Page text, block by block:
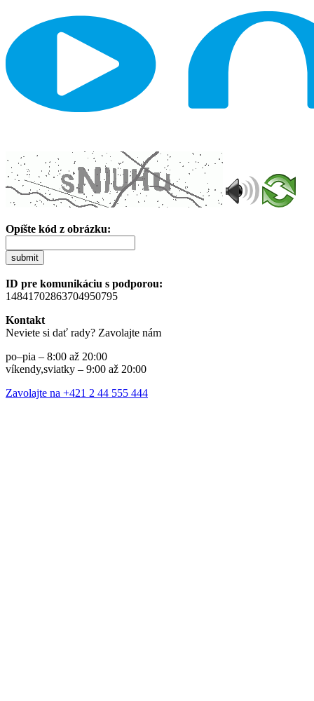
Opíšte kód z obrázku:
submit
ID pre komunikáciu s podporou:
14841702863704950795
Kontakt
Neviete si dať rady? Zavolajte nám
po–pia – 8:00 až 20:00
víkendy,sviatky – 9:00 až 20:00
Zavolajte na +421 2 44 555 444